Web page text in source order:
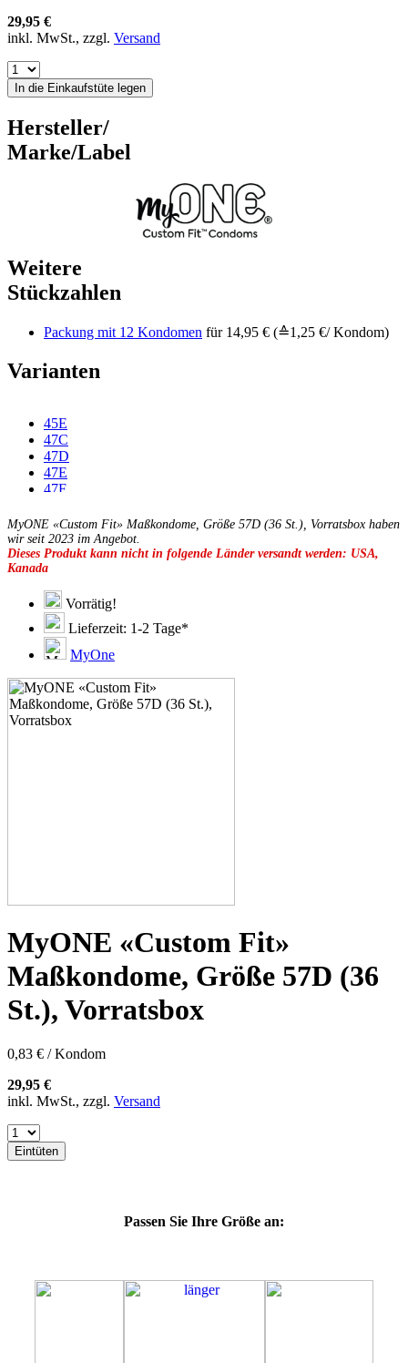
29,95 €
inkl. MwSt., zzgl. Versand
In die Einkaufstüte legen
Hersteller/
Marke/Label
Weitere
Stückzahlen
Packung mit 12 Kondomen für 14,95 € (≙1,25 €/ Kondom)
Varianten
45E
47C
47D
47E
47F
49D
49E
49F
49G
51C
51D
51E
51F
51G
53C
53D
53E
57H
57K
60E
60F
60G
60H
60K
60L
64E
64F
64L
64M
MyONE «Custom Fit» Maßkondome, Größe 57D (36 St.), Vorratsbox haben
wir seit 2023 im Angebot.
Dieses Produkt kann nicht in folgende Länder versandt werden: USA,
Kanada
Vorrätig!
Lieferzeit: 1-2 Tage*
MyOne
MyONE «Custom Fit»
Maßkondome, Größe 57D (36
St.), Vorratsbox
0,83 € / Kondom
29,95 €
inkl. MwSt., zzgl. Versand
Eintüten
Passen Sie Ihre Größe an: